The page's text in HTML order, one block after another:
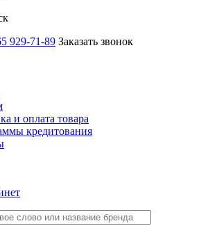
929-71-89 Заказать звонок
и оплата товара
кредитования